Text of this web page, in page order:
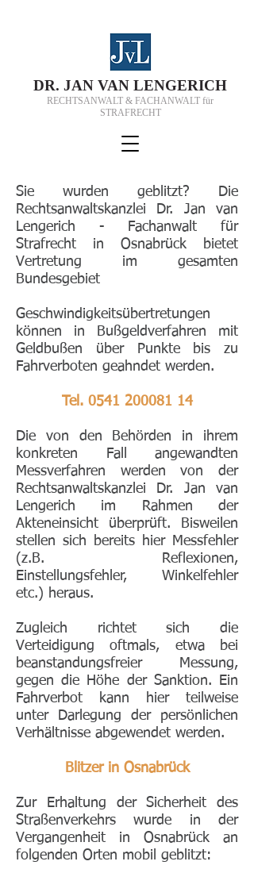
DR. JAN VAN LENGERICH
RECHTSANWALT & FACHANWALT für
STRAFRECHT
Sie wurden geblitzt? Die
Rechtsanwaltskanzlei Dr. Jan van
Lengerich - Fachanwalt für
Strafrecht in Osnabrück bietet
Vertretung im gesamten
Bundesgebiet
Geschwindigkeitsübertretungen
können in
Bußgeldverfahren mit
Geldbußen über Punkte bis zu
Fahrverboten geahndet werden.
Tel. 0541 200081 14
​Die von den Behörden in ihrem
konkreten Fall angewandten
Messverfahren werden von der
Rechtsanwaltskanzlei Dr. Jan van
Lengerich im Rahmen der
Akteneinsicht überprüft. Bisweilen
stellen sich bereits hier Messfehler
(z.B. Reflexionen,
Einstellungsfehler, Winkelfehler
etc.) heraus.
Zugleich richtet sich die
Verteidigung oftmals, etwa bei
beanstandungsfreier Messung,
gegen die Höhe der Sanktion. Ein
Fahrverbot kann hier teilweise
unter Darlegung der persönlichen
Verhältnisse abgewendet werden.
Blitzer in Osnabrück
Zur Erhaltung der Sicherheit des
Straßenverkehrs wurde in der
Vergangenheit in Osnabrück an
folgenden Orten mobil geblitzt: